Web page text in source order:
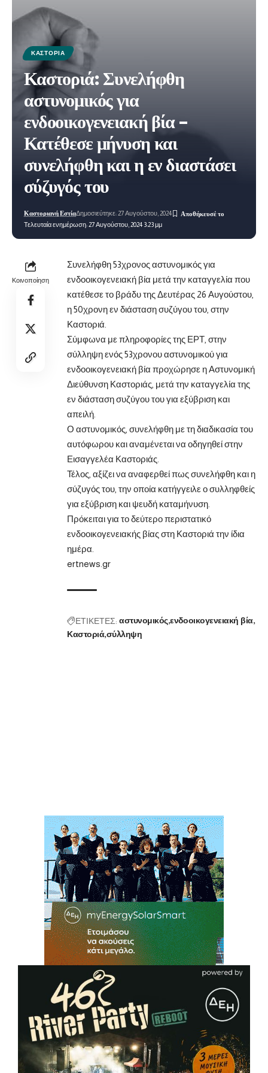
ΚΑΣΤΟΡΙΆ
Καστοριά: Συνελήφθη
αστυνομικός για
ενδοοικογενειακή βία –
Κατέθεσε μήνυση και
συνελήφθη και η εν διαστάσει
σύζυγός του
Τελευταία ενημέρωση: 27 Αυγούστου, 2024 3:23 μμ
Καστοριανή ΕστίαΔημοσιεύτηκε: 27 Αυγούστου, 2024
Κοινοποίηση
Συνελήφθη 53χρονος αστυνομικός για
ενδοοικογενειακή βία μετά την καταγγελία που
κατέθεσε το βράδυ της Δευτέρας 26 Αυγούστου,
η 50χρονη εν διάσταση συζύγου του, στην
Καστοριά.
Σύμφωνα με πληροφορίες της ΕΡΤ, στην
σύλληψη ενός 53χρονου αστυνομικού για
ενδοοικογενειακή βία προχώρησε η Αστυνομική
Διεύθυνση Καστοριάς, μετά την καταγγελία της
εν διάσταση συζύγου του για εξύβριση και
απειλή.
Ο αστυνομικός, συνελήφθη με τη διαδικασία του
αυτόφωρου και αναμένεται να οδηγηθεί στην
Εισαγγελέα Καστοριάς.
Τέλος, αξίζει να αναφερθεί πως συνελήφθη και η
σύζυγός του, την οποία κατήγγειλε ο συλληφθείς
για εξύβριση και ψευδή καταμήνυση.
Πρόκειται για το δεύτερο περιστατικό
ενδοοικογενειακής βίας στη Καστοριά την ίδια
ημέρα.
ertnews.gr
ΕΤΙΚΕΤΕΣ: αστυνομικός ενδοοικογενειακή βία
Καστοριά σύλληψη